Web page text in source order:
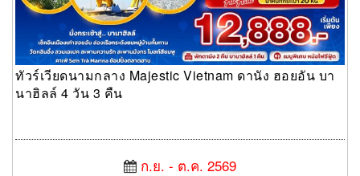
ทัวร์เวียดนามกลาง Majestic Vietnam ดานัง ฮอยอัน บา
นาฮิลล์ 4 วัน 3 คืน
ก.ย. - ต.ค. 2569